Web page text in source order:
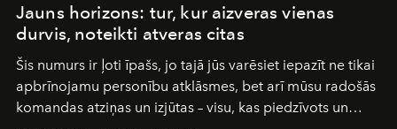
Jauns horizons: tur, kur aizveras vienas
durvis, noteikti atveras citas
Šis numurs ir ļoti īpašs, jo tajā jūs varēsiet iepazīt ne tikai
apbrīnojamu personību atklāsmes, bet arī mūsu radošās
komandas atziņas un izjūtas – visu, kas piedzīvots un